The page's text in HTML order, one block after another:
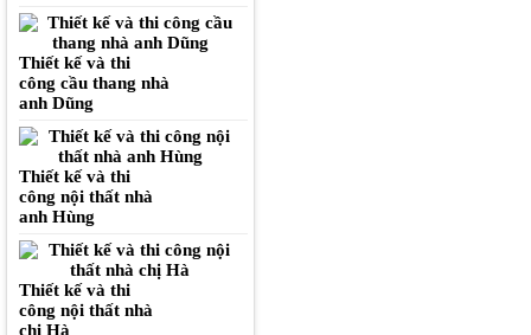
Thiết kế và thi
công cầu thang nhà
anh Dũng
Thiết kế và thi
công nội thất nhà
anh Hùng
Thiết kế và thi
công nội thất nhà
chị Hà